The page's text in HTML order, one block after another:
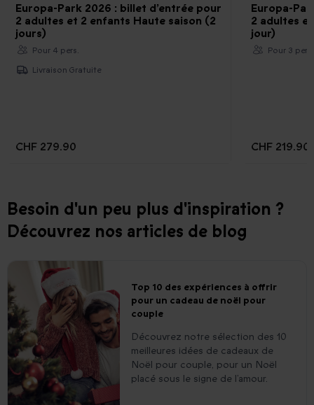
Europa-Park 2026 : billet d’entrée pour
2 adultes et 2 enfants Haute saison (2
jours)
Pour 4 pers.
Livraison Gratuite
CHF 279.90
Europa-
2 adultes
jour)
Pour 3 pers.
CHF 219.90
Besoin d'un peu plus d'inspiration ?
Découvrez nos articles de blog
Top 10 des expériences à offrir
pour un cadeau de noël pour
couple
Découvrez notre sélection des 10
meilleures idées de cadeaux de
Noël pour couple, pour un Noël
placé sous le signe de l’amour.